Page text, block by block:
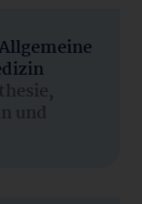
und